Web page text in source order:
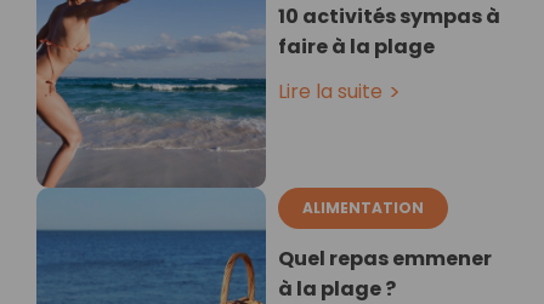
10 activités sympas à
faire à la plage
Lire la suite
ALIMENTATION
Quel repas emmener
à la plage ?